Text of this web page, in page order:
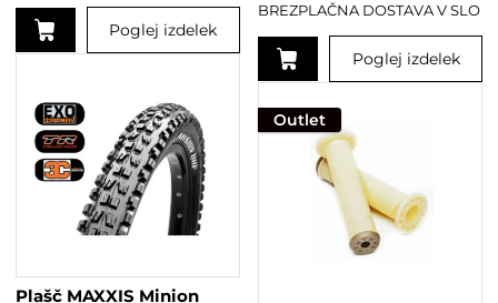
Poglej izdelek
BREZPLAČNA DOSTAVA V SLO
Poglej izdelek
izdelek
ima
Plašč MAXXIS Minion
Outlet